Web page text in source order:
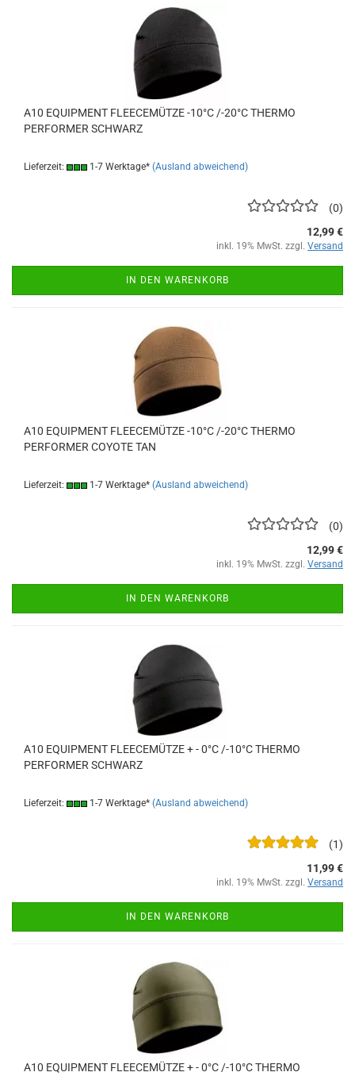
A10 EQUIPMENT FLEECEMÜTZE -10°C /-20°C THERMO
PERFORMER SCHWARZ
Lieferzeit: 1-7 Werktage* (Ausland abweichend)
0
12,99 €
inkl. 19% MwSt. zzgl. Versand
IN DEN WARENKORB
A10 EQUIPMENT FLEECEMÜTZE -10°C /-20°C THERMO
PERFORMER COYOTE TAN
Lieferzeit: 1-7 Werktage* (Ausland abweichend)
0
12,99 €
inkl. 19% MwSt. zzgl. Versand
IN DEN WARENKORB
A10 EQUIPMENT FLEECEMÜTZE + - 0°C /-10°C THERMO
PERFORMER SCHWARZ
Lieferzeit: 1-7 Werktage* (Ausland abweichend)
1
11,99 €
inkl. 19% MwSt. zzgl. Versand
IN DEN WARENKORB
A10 EQUIPMENT FLEECEMÜTZE + - 0°C /-10°C THERMO